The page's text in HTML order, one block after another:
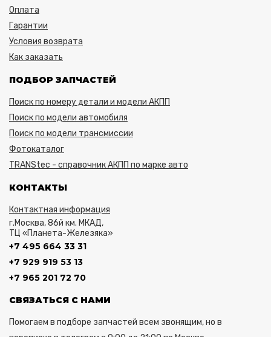
Оплата
Гарантии
Условия возврата
Как заказать
ПОДБОР ЗАПЧАСТЕЙ
Поиск по номеру детали и модели АКПП
Поиск по модели автомобиля
Поиск по модели трансмиссии
Фотокаталог
TRANStec - справочник АКПП по марке авто
КОНТАКТЫ
Контактная информация
г.Москва, 86й км. МКАД,
ТЦ «Планета-Железяка»
+7 495 664 33 31
+7 929 919 53 13
+7 965 201 72 70
СВЯЗАТЬСЯ С НАМИ
Помогаем в подборе запчастей всем звонящим, но в